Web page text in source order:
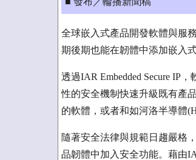
全球嵌入式產品開發軟體與服
期後期也能在韌體中添加嵌入式
透過IAR Embedded Secure IP
性的安全機制快速升級既有產
的軟體，或者和如河洛半導體
隨著安全法律與規範日趨嚴格
品韌體中加入安全功能。藉由